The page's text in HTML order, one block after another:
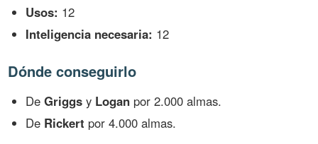
Usos: 12
Inteligencia necesaria: 12
Dónde conseguirlo
DeGriggs y Logan por 2.000 almas.
De Rickert por 4.000 almas.